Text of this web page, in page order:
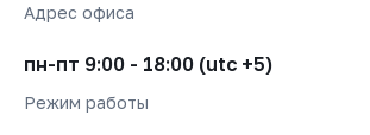
Адрес офиса
пн-пт 9:00 - 18:00 (utc +5)
Режим работы